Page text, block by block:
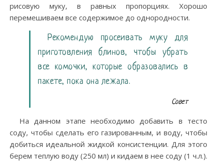
рисовую муку, в равных пропорциях. Хорошо
перемешиваем все содержимое до однородности.
Рекомендую просеивать муку для
приготовления блинов, чтобы убрать
все комочки, которые образовались в
пакете, пока она лежала.
Совет
На данном этапе необходимо добавить в тесто
соду, чтобы сделать его газированным, и воду, чтобы
добиться идеальной жидкой консистенции. Для этого
берем теплую воду (250 мл) и кидаем в нее соду (1 ч.л.).